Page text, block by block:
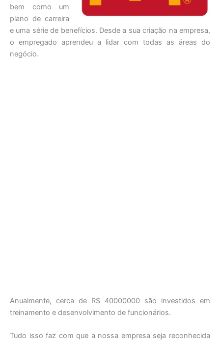
bem como um
plano de carreira
e uma série de benefícios. Desde a sua criação na empresa,
o empregado aprendeu a lidar com todas as áreas do
negócio.
Anualmente, cerca de R$ 40000000 são investidos em
treinamento e desenvolvimento de funcionários.
Tudo isso faz com que a nossa empresa seja reconhecida